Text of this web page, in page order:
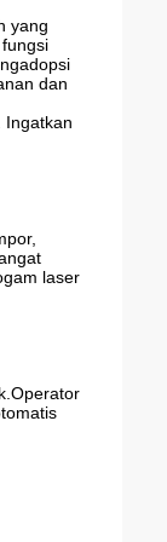
yang
dan
Ingatkan
laser